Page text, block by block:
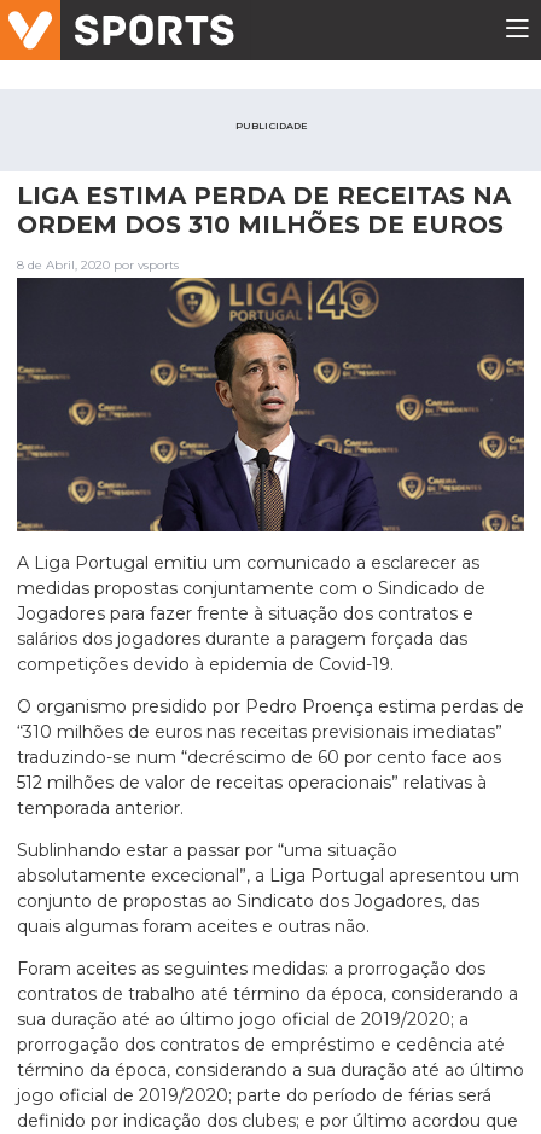
PUBLICIDADE
LIGA ESTIMA PERDA DE RECEITAS NA
ORDEM DOS 310 MILHÕES DE EUROS
8 de Abril, 2020 por vsports
A Liga Portugal emitiu um comunicado a esclarecer as
medidas propostas conjuntamente com o Sindicado de
Jogadores para fazer frente à situação dos contratos e
salários dos jogadores durante a paragem forçada das
competições devido à epidemia de Covid-19.
O organismo presidido por Pedro Proença estima perdas de
“310 milhões de euros nas receitas previsionais imediatas”
traduzindo-se num “decréscimo de 60 por cento face aos
512 milhões de valor de receitas operacionais” relativas à
temporada anterior.
Sublinhando estar a passar por “uma situação
absolutamente excecional”, a Liga Portugal apresentou um
conjunto de propostas ao Sindicato dos Jogadores, das
quais algumas foram aceites e outras não.
Foram aceites as seguintes medidas: a prorrogação dos
contratos de trabalho até término da época, considerando a
sua duração até ao último jogo oficial de 2019/2020; a
prorrogação dos contratos de empréstimo e cedência até
término da época, considerando a sua duração até ao último
jogo oficial de 2019/2020; parte do período de férias será
definido por indicação dos clubes; e por último acordou que